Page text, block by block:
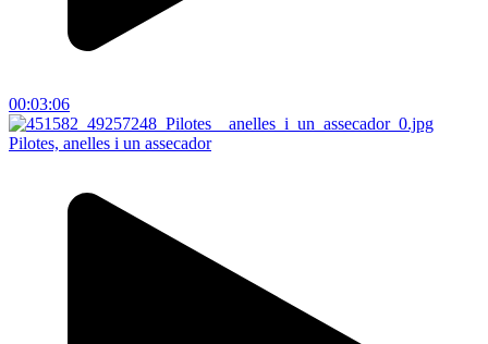
00:03:06
Pilotes, anelles i un assecador